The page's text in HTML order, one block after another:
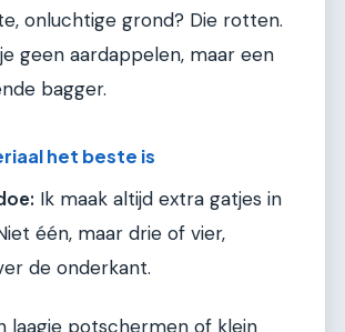
onluchtige grond? Die rotten.
geen aardappelen, maar een
bagger.
het beste is
Ik maak altijd extra gatjes in
één, maar drie of vier,
de onderkant.
laagje potschermen of klein